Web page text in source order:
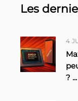
Les
4
? ...